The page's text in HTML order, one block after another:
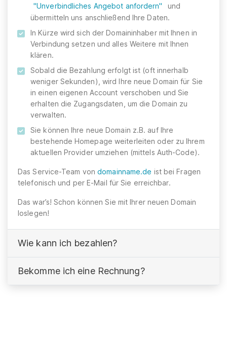
"Unverbindliches Angebot anfordern"
und
übermitteln uns anschließend Ihre Daten.
In Kürze wird sich der Domaininhaber mit Ihnen in
Verbindung setzen und alles Weitere mit Ihnen
klären.
Sobald die Bezahlung erfolgt ist (oft innerhalb
weniger Sekunden), wird Ihre neue Domain für Sie
in einen eigenen Account verschoben und Sie
erhalten die Zugangsdaten, um die Domain zu
verwalten.
Sie können Ihre neue Domain z.B. auf Ihre
bestehende Homepage weiterleiten oder zu Ihrem
aktuellen Provider umziehen (mittels Auth-Code).
Das Service-Team vondomainname.de ist bei Fragen
telefonisch und per E-Mail für Sie erreichbar.
Das war’s! Schon können Sie mit Ihrer neuen Domain
loslegen!
Wie kann ich bezahlen?
Bekomme ich eine Rechnung?